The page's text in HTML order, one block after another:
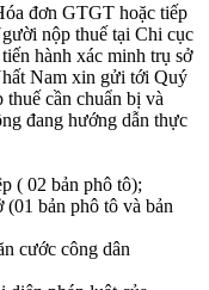
đơn GTGT hoặc tiếp
nộp thuế tại Chi cục
hành xác minh trụ sở
Nam xin gửi tới Quý
cần chuẩn bị và
đang hướng dẫn thực
( 02 bản phô tô);
(01 bản phô tô và bản
cước công dân